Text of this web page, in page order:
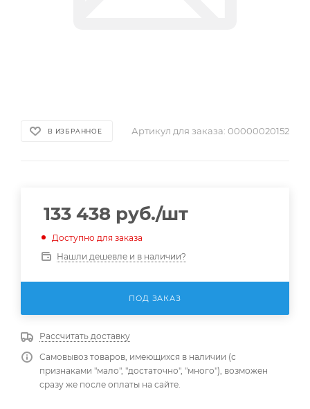
В ИЗБРАННОЕ Артикул для заказа: 00000020152
133 438 руб./шт
Доступно для заказа
Нашли дешевле и в наличии?
ПОД ЗАКАЗ
Рассчитать доставку
Самовывоз товаров, имеющихся в наличии (с
признаками "мало", "достаточно", "много"), возможен
сразу же после оплаты на сайте.